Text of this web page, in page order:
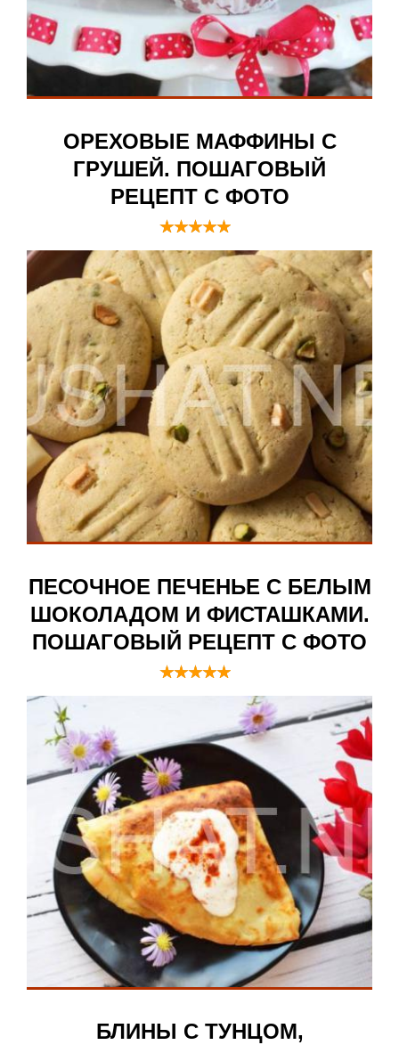
ОРЕХОВЫЕ МАФФИНЫ С
ГРУШЕЙ. ПОШАГОВЫЙ
РЕЦЕПТ С ФОТО
ПЕСОЧНОЕ ПЕЧЕНЬЕ С БЕЛЫМ
ШОКОЛАДОМ И ФИСТАШКАМИ.
ПОШАГОВЫЙ РЕЦЕПТ С ФОТО
БЛИНЫ С ТУНЦОМ,